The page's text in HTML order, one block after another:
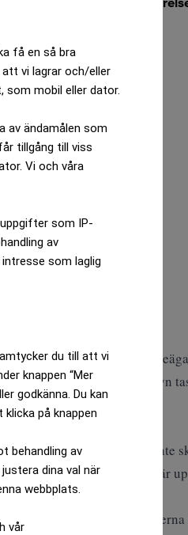
få en så bra
vi lagrar och/eller
som mobil eller dator.
av ändamålen som
tillgång till viss
Vi och våra
som IP-
av
som laglig
du till att vi
knappen “Mer
godkänna. Du kan
på knappen
behandling av
dina val när
webbplats.
vår
uppfattning att
varför utdelningspolicyn
skatt.
belåningsgraden inte
1,5 gånger. Dessa tre mål är
som det ökar möjligheterna